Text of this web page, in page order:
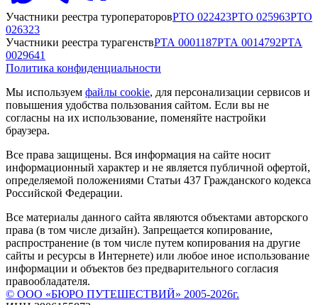
Участники реестра туроператоровРТО 022423РТО 025963РТО
026323
Участники реестра турагенствРТА 0001187РТА 0014792РТА
0029641
Политика конфиденциальности
Мы используем файлы cookie, для персонализации сервисов и
повышения удобства пользования сайтом. Если вы не
согласны на их использование, поменяйте настройки
браузера.
Все права защищены. Вся информация на сайте носит
информационный характер и не является публичной офертой,
определяемой положениями Статьи 437 Гражданского кодекса
Российской Федерации.
Все материалы данного сайта являются объектами авторского
права (в том числе дизайн). Запрещается копирование,
распространение (в том числе путем копирования на другие
сайты и ресурсы в Интернете) или любое иное использование
информации и объектов без предварительного согласия
правообладателя.
© ООО «БЮРО ПУТЕШЕСТВИЙ» 2005-2026г.